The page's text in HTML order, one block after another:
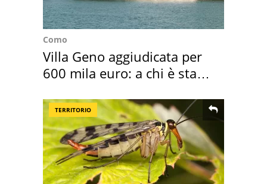
Como
Villa Geno aggiudicata per
600 mila euro: a chi è stata
TERRITORIO